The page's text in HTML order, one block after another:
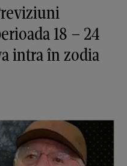
18 – 24
intra în zodia